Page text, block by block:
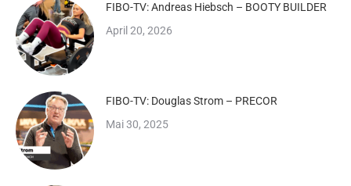
FIBO-TV: Andreas Hiebsch – BOOTY BUILDER
April 20, 2026
FIBO-TV: Douglas Strom – PRECOR
Mai 30, 2025